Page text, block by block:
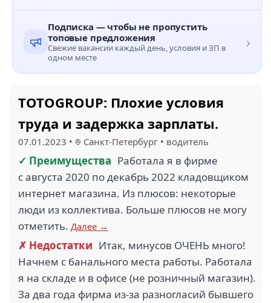
Подписка — чтобы не пропустить
топовые предложения
Свежие вакансии каждый день, условия и ЗП в
одном месте
›
TOTOGROUP: Плохие условия
труда и задержка зарплаты.
07.01.2023 • Санкт-Петербург • водитель
✓ Преимущества Работала я в фирме
с августа 2020 по декабрь 2022 кладовщиком
интернет магазина. Из плюсов: некоторые
люди из коллектива. Больше плюсов не могу
отметить. Далее →
✗ Недостатки Итак, минусов ОЧЕНЬ много!
Начнем с банального места работы. Работала
я на складе и в офисе (не розничный магазин).
За два года фирма из-за разногласий бывшего